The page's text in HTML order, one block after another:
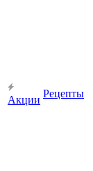
Акции
Рецепты